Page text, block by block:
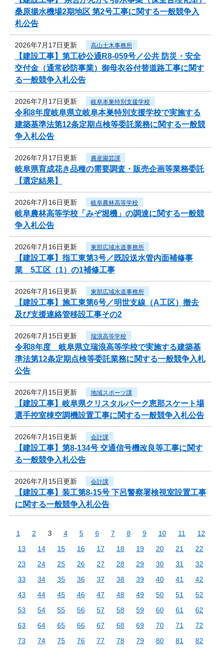
桑原揚水機場2期地区 第2号工事に関する一般競争入
札公告
2026年7月17日更新 高山土木事務所
【建設工事】第工砂公通R8-059号／公共 防災・安全
交付金（通常砂防事業）御母衣谷付替道路工事に関す
る一般競争入札公告
2026年7月17日更新 岐阜本巣特別支援学校
令和8年度岐阜県立岐阜本巣特別支援学校で実施する
建築基準法第12条定期点検等委託業務に関する一般競
争入札公告
2026年7月17日更新 農産園芸課
岐阜県育成花き品種の需要調査・販売企画等業務委託
【選定結果】
2026年7月16日更新 岐阜農林高等学校
岐阜農林高等学校「みぞ堀機」の調達に関する一般競
争入札公告
2026年7月16日更新 東部広域水道事務所
【建設工事】指工東第3号／既設送水管内面補修事
業 5工区（1）の1補修工事
2026年7月16日更新 東部広域水道事務所
【建設工事】施工東第6号／明世支線（A工区）撤去
及び支援連絡管移設工事その2
2026年7月15日更新 瑞浪高等学校
令和8年度 岐阜県立瑞浪高等学校で実施する建築基
準法第12条定期点検等委託業務に関する一般競争入札
公告
2026年7月15日更新 地域スポーツ課
【建設工事】岐阜県クリスタルパーク恵那スケート場
選手控室棟空調機設置工事に関する一般競争入札公告
2026年7月15日更新 会計課
【建設工事】第8-134号 交通信号機改良等工事に関す
る一般競争入札公告
2026年7月15日更新 会計課
【建設工事】装工第8-15号 下呂警察署検視室設置工事
に関する一般競争入札公告
1 2 3 4 5 6 7 8 9 10 11
12
13
14 15 16 17 18 19 20 21
22
23
24 25 26 27 28 29 30 31
32
33
34 35 36 37 38 39 40 41
42
43
44 45 46 47 48 49 50 51
52
53
54 55 56 57 58 59 60 61
62
63
64 65 66 67 68 69 70 71
72
73
74 75 76 77 78 79 80 81
82